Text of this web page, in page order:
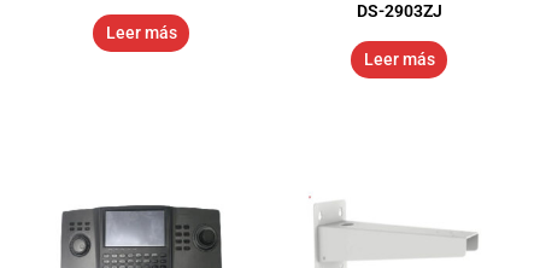
Leer más
DS-2903ZJ
Leer más